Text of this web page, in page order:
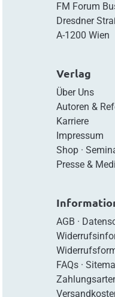
FM Forum
Dresdner
A-1200 Wien
Verlag
Über Uns
Autoren &
Karriere
Impressum
Shop·
Presse &
AGB ·
FAQs·